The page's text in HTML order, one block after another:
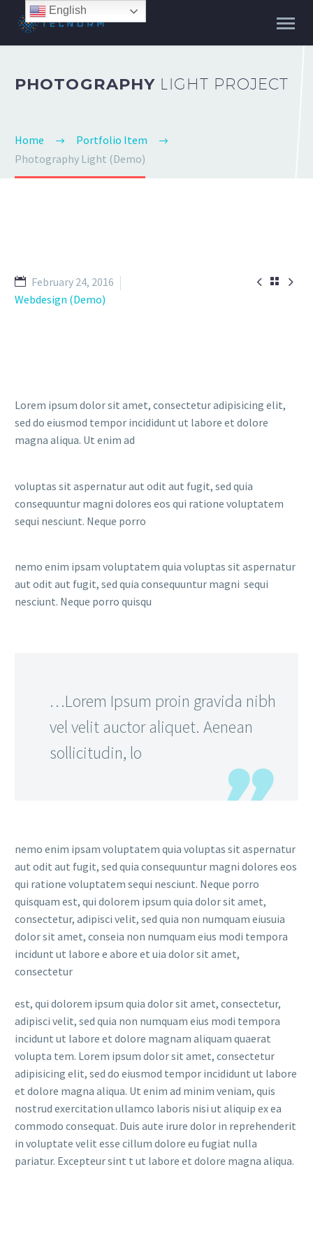
PHOTOGRAPHY LIGHT PROJECT
Home
Portfolio Item
Photography Light (Demo)
  
February 24, 2016
Webdesign (Demo)
Lorem ipsum dolor sit amet, consectetur adipisicing elit,
sed do eiusmod tempor incididunt ut labore et dolore
magna aliqua. Ut enim ad
voluptas sit aspernatur aut odit aut fugit, sed quia
consequuntur magni dolores eos qui ratione voluptatem
sequi nesciunt. Neque porro
nemo enim ipsam voluptatem quia voluptas sit aspernatur
aut odit aut fugit, sed quia consequuntur magni sequi
nesciunt. Neque porro quisqu
…Lorem Ipsum proin gravida nibh
vel velit auctor aliquet. Aenean
sollicitudin, lo
nemo enim ipsam voluptatem quia voluptas sit aspernatur
aut odit aut fugit, sed quia consequuntur magni dolores eos
qui ratione voluptatem sequi nesciunt. Neque porro
quisquam est, qui dolorem ipsum quia dolor sit amet,
consectetur, adipisci velit, sed quia non numquam eiusuia
dolor sit amet, conseia non numquam eius modi tempora
incidunt ut labore e abore et uia dolor sit amet,
consectetur
est, qui dolorem ipsum quia dolor sit amet, consectetur,
adipisci velit, sed quia non numquam eius modi tempora
incidunt ut labore et dolore magnam aliquam quaerat
volupta tem. Lorem ipsum dolor sit amet, consectetur
adipisicing elit, sed do eiusmod tempor incididunt ut labore
et dolore magna aliqua. Ut enim ad minim veniam, quis
nostrud exercitation ullamco laboris nisi ut aliquip ex ea
commodo consequat. Duis aute irure dolor in reprehenderit
in voluptate velit esse cillum dolore eu fugiat nulla
pariatur. Excepteur sint t ut labore et dolore magna aliqua.
English